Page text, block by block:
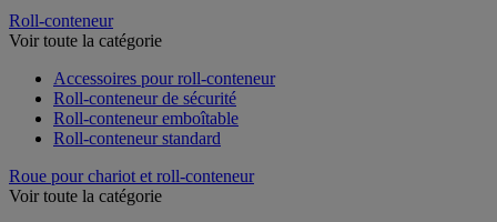
Roll-conteneur
Voir toute la catégorie
Accessoires pour roll-conteneur
Roll-conteneur de sécurité
Roll-conteneur emboîtable
Roll-conteneur standard
Roue pour chariot et roll-conteneur
Voir toute la catégorie